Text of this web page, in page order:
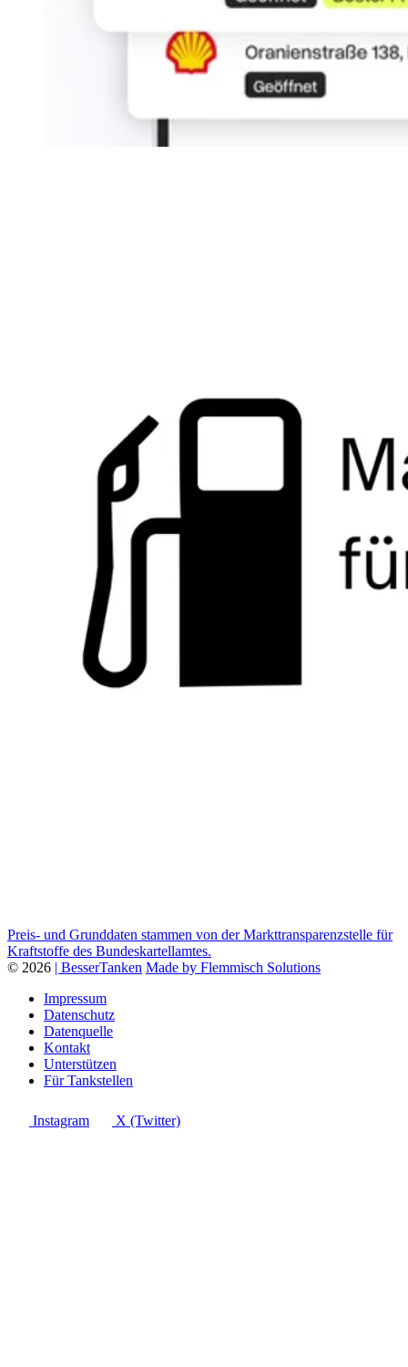
Preis- und Grunddaten stammen von der Markttransparenzstelle für
Kraftstoffe des Bundeskartellamtes.
© 2026 | BesserTanken Made by Flemmisch Solutions
Impressum
Datenschutz
Datenquelle
Kontakt
Unterstützen
Für Tankstellen
Instagram X (Twitter)